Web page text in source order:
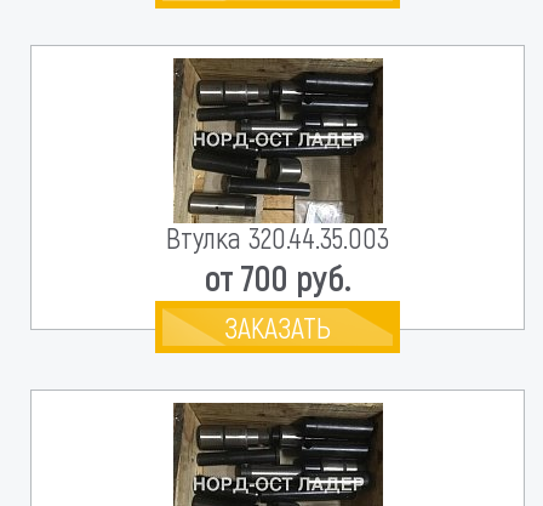
Втулка 320.44.35.003
от 700 руб.
ЗАКАЗАТЬ